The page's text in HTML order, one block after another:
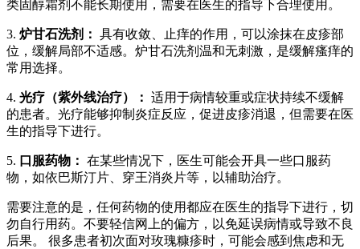
类固醇霜剂不能长期使用，需要在医生的指导下合理使用。
3. 炉甘石洗剂： 具有收敛、止痒的作用，可以涂抹在皮疹部
位，缓解局部不适感。炉甘石洗剂温和无刺激，是缓解瘙痒的
常用选择。
4. 光疗（紫外线治疗）： 适用于病情较重或症状持续不缓解
的患者。光疗能够抑制炎症反应，促进皮疹消退，但需要在医
生的指导下进行。
5. 口服药物： 在某些情况下，医生可能会开具一些口服药
物，如依巴斯汀片、穿王消炎片等，以辅助治疗。
需要注意的是，任何药物的使用都应在医生的指导下进行，切
勿自行用药。不要轻信网上的偏方，以免延误病情或导致不良
后果。 很多患者初次面对玫瑰糠疹时，可能会感到焦虑和无